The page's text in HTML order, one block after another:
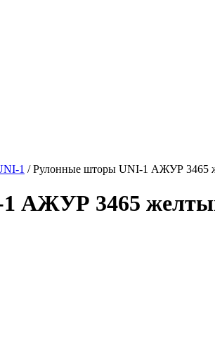
1 / Рулонные шторы UNI-1 АЖУР 3465
АЖУР 3465